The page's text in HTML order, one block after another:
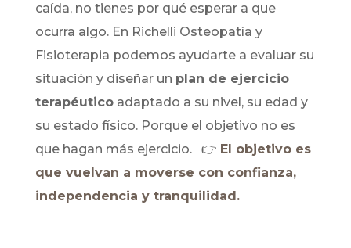
caída, no tienes por qué esperar a que
ocurra algo. En Richelli Osteopatía y
Fisioterapia podemos ayudarte a evaluar su
situación y diseñar un plan de ejercicio
terapéuticoadaptado a su nivel, su edad y
su estado físico. Porque el objetivo no es
que hagan más ejercicio. 👉 El objetivo es
que vuelvan a moverse con confianza,
independencia y tranquilidad.